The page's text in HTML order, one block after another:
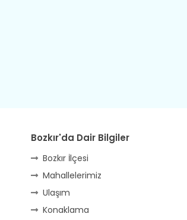
Bozkır'da Dair Bilgiler
Bozkır İlçesi
Mahallelerimiz
Ulaşım
Konaklama